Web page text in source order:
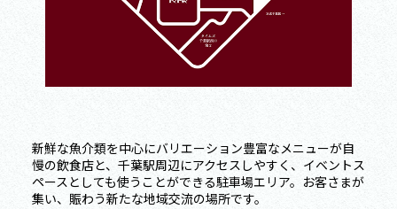
新鮮な魚介類を中心にバリエーション豊富なメニューが自
慢の飲食店と、千葉駅周辺にアクセスしやすく、イベントス
ペースとしても使うことができる駐車場エリア。お客さまが
集い、賑わう新たな地域交流の場所です。